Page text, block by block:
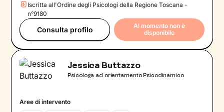
Iscritta all'Ordine degli Psicologi della Regione Toscana -
n°9180
Consulta profilo
Al momento non è
disponibile
Jessica Buttazzo
Psicologa ad orientamento Psicodinamico
Aree di intervento